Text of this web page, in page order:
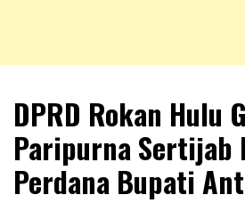
NKRIPOST
DPRD Rokan Hulu
Paripurna Sertijab
Perdana Bupati